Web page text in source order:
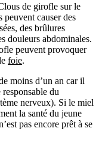
de girofle sur le
causer des
des brûlures
douleurs abdominales.
peuvent provoquer
foie.
moins d’un an car il
du
nerveux). Si le miel
la santé du jeune
pas encore prêt à se